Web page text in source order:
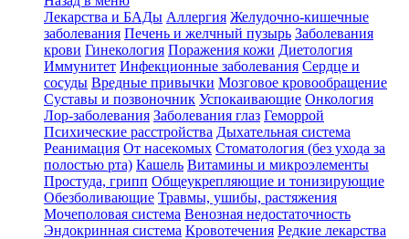
Лекарства и БАДы Аллергия Желудочно-кишечные
заболевания Печень и желчный пузырь Заболевания
крови Гинекология Поражения кожи Диетология
Иммунитет Инфекционные заболевания Сердце и
сосуды Вредные привычки Мозговое кровообращение
Суставы и позвоночник Успокаивающие Онкология
Лор-заболевания Заболевания глаз Геморрой
Психические расстройства Дыхательная система
Реанимация От насекомых Стоматология (без ухода за
полостью рта) Кашель Витамины и микроэлементы
Простуда, грипп Общеукрепляющие и тонизирующие
Обезболивающие Травмы, ушибы, растяжения
Мочеполовая система Венозная недостаточность
Эндокринная система Кровотечения Редкие лекарства